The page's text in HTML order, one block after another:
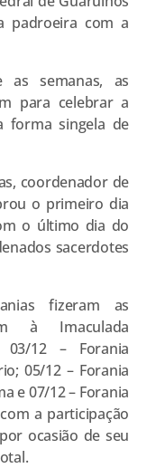
padroeira com a
as semanas, as
para celebrar a
forma singela de
coordenador de
o primeiro dia
o último dia do
sacerdotes
fizeram as
à Imaculada
03/12 – Forania
05/12 – Forania
e 07/12 – Forania
a participação
ocasião de seu